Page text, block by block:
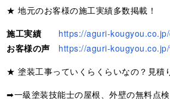
★ 地元のお客様の施工実績多数掲載！
施工実績
https://aguri-
お客様の声
https://aguri-
★ 塗装工事っていくらくらいなの？見積
➡一級塗装技能士の屋根、外壁の無料点